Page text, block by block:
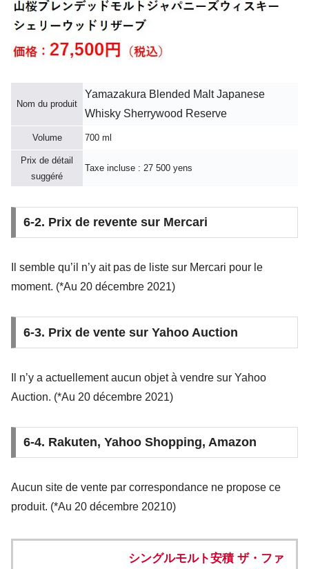
Nom du produit
Yamazakura Blended Malt Japanese
Whisky Sherrywood Reserve
Volume 700 ml
Prix de détail
suggéré
Taxe incluse : 27 500 yens
6-2. Prix de revente sur Mercari
Il semble qu’il n’y ait pas de liste sur Mercari pour le
moment. (*Au 20 décembre 2021)
6-3. Prix de vente sur Yahoo Auction
Il n’y a actuellement aucun objet à vendre sur Yahoo
Auction. (*Au 20 décembre 2021)
6-4. Rakuten, Yahoo Shopping, Amazon
Aucun site de vente par correspondance ne propose ce
produit. (*Au 20 décembre 20210)
シングルモルト安積 ザ・ファ